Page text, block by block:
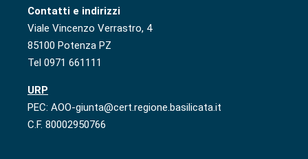
Contatti e indirizzi
Viale Vincenzo Verrastro, 4
85100 Potenza PZ
Tel 0971 661111
URP
PEC: AOO-giunta@cert.regione.basilicata.it
C.F. 80002950766